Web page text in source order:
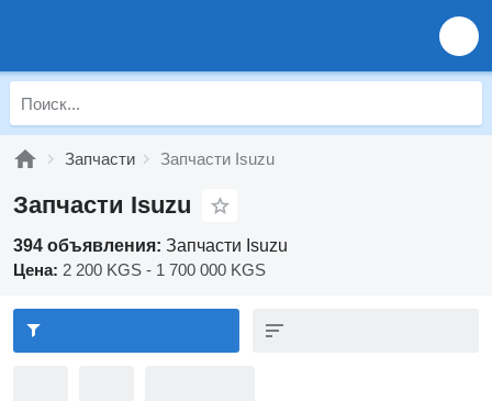
Запчасти Запчасти Isuzu
Запчасти Isuzu
394 объявления: Запчасти Isuzu
Цена: 2 200 KGS - 1 700 000 KGS